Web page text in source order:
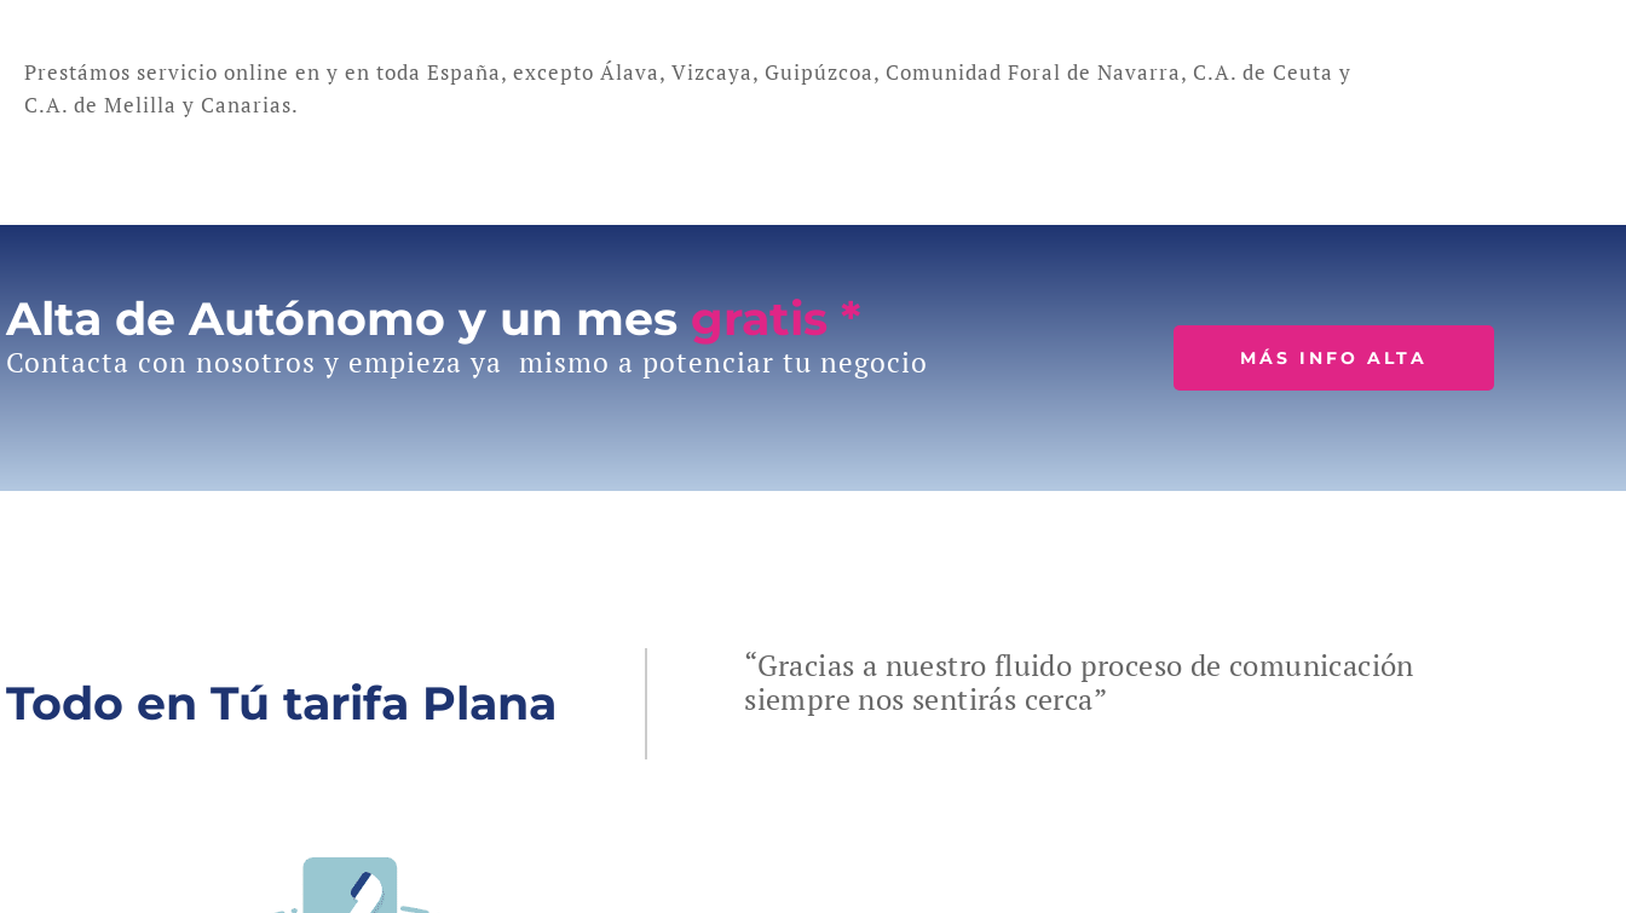
Prestámos servicio online en y en toda España, excepto Álava, Vizcaya, Guipúzcoa, Comunidad Foral de Navarra, C.A. de Ceuta y
C.A. de Melilla y Canarias.
Alta de Autónomo y un mes gratis *
Contacta con nosotros y empieza ya mismo a potenciar tu negocio MÁS INFO ALTA
Todo en Tú tarifa Plana
“Gracias a nuestro fluido proceso de comunicación
siempre nos sentirás cerca”